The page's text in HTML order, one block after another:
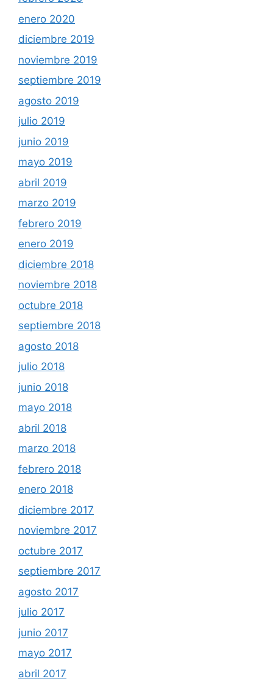
enero 2020
diciembre 2019
noviembre 2019
septiembre 2019
agosto 2019
julio 2019
junio 2019
mayo 2019
abril 2019
marzo 2019
febrero 2019
enero 2019
diciembre 2018
noviembre 2018
octubre 2018
septiembre 2018
agosto 2018
julio 2018
junio 2018
mayo 2018
abril 2018
marzo 2018
febrero 2018
enero 2018
diciembre 2017
noviembre 2017
octubre 2017
septiembre 2017
agosto 2017
julio 2017
junio 2017
mayo 2017
abril 2017